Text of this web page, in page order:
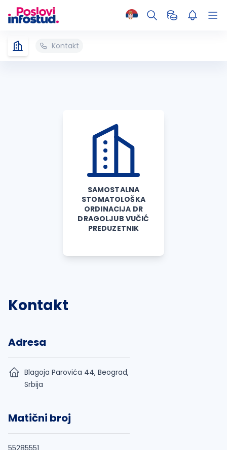
Kontakt
SAMOSTALNA
STOMATOLOŠKA
ORDINACIJA DR
DRAGOLJUB VUČIĆ
PREDUZETNIK
Kontakt
Adresa
Blagoja Parovića 44, Beograd,
Srbija
Matični broj
55285551